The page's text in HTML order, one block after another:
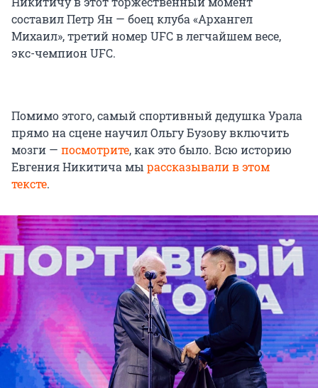
составил Петр Ян — боец клуба «Архангел
Михаил», третий номер UFC в легчайшем весе,
экс-чемпион UFC.
Помимо этого, самый спортивный дедушка Урала
прямо на сцене научил Ольгу Бузову включить
мозги — посмотрите, как это было. Всю историю
Евгения Никитича мы рассказывали в этом
тексте.